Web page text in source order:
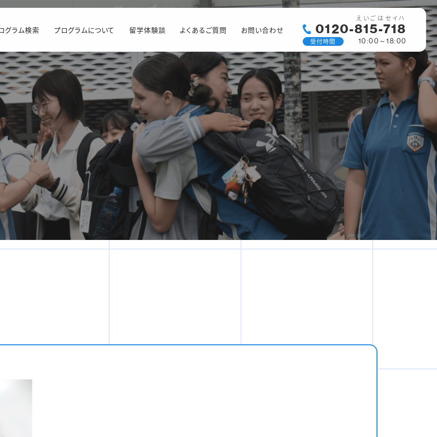
グラム検索 プログラムについて 留学体験談 よくあるご質問 お問い合わせ
えいごはセイハ
0120-815-718
受付時間 10:00～18:00